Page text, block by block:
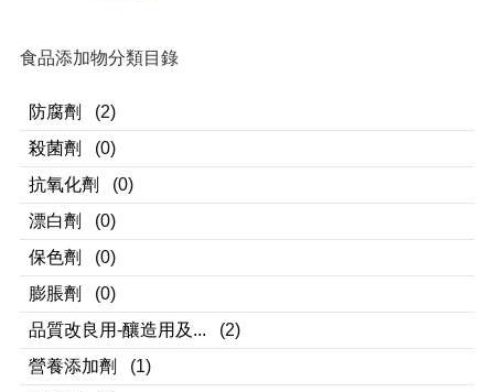
食品添加物分類目錄
防腐劑
(2)
殺菌劑
(0)
抗氧化劑
(0)
漂白劑
(0)
保色劑
(0)
膨脹劑
(0)
品質改良用-釀造用及...
(2)
營養添加劑
(1)